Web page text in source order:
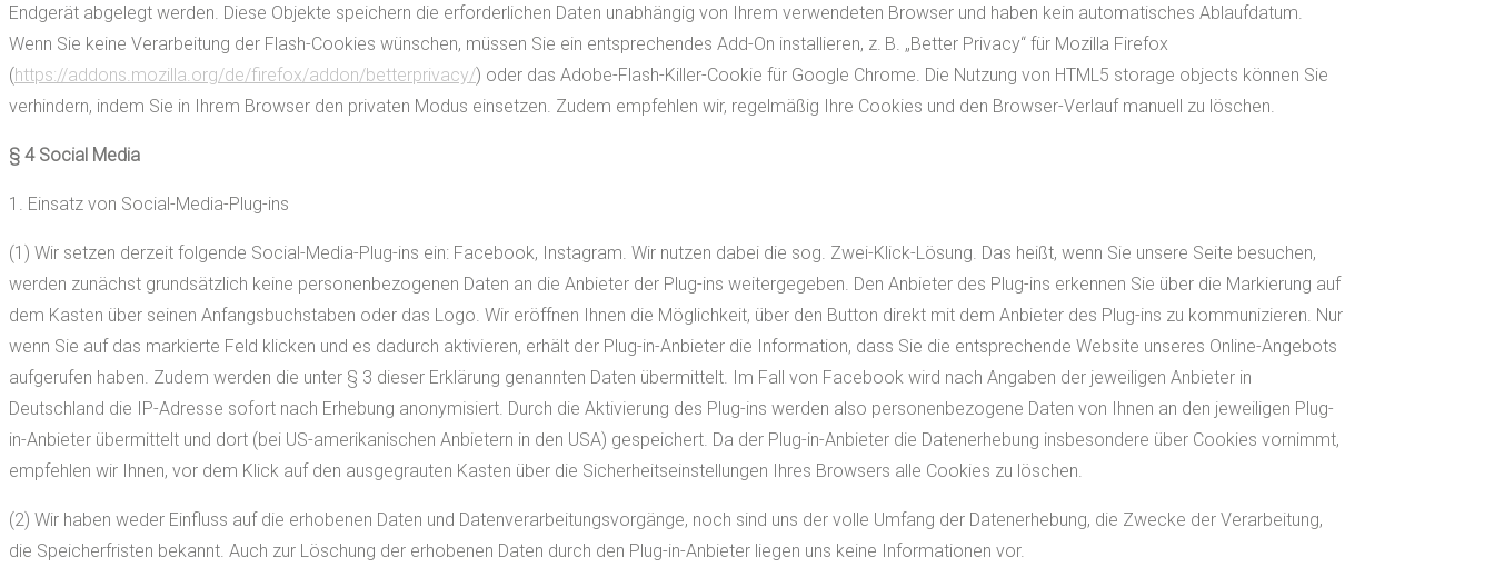
Endgerät abgelegt werden. Diese Objekte speichern die erforderlichen Daten unabhängig von Ihrem verwendeten Browser und haben kein automatisches Ablaufdatum.
Wenn Sie keine Verarbeitung der Flash-Cookies wünschen, müssen Sie ein entsprechendes Add-On installieren, z. B. „Better Privacy“ für Mozilla Firefox
(https://addons.mozilla.org/de/firefox/addon/betterprivacy/) oder das Adobe-Flash-Killer-Cookie für Google Chrome. Die Nutzung von HTML5 storage objects können Sie
verhindern, indem Sie in Ihrem Browser den privaten Modus einsetzen. Zudem empfehlen wir, regelmäßig Ihre Cookies und den Browser-Verlauf manuell zu löschen.
§ 4 Social Media
1. Einsatz von Social-Media-Plug-ins
(1) Wir setzen derzeit folgende Social-Media-Plug-ins ein: Facebook, Instagram. Wir nutzen dabei die sog. Zwei-Klick-Lösung. Das heißt, wenn Sie unsere Seite besuchen,
werden zunächst grundsätzlich keine personenbezogenen Daten an die Anbieter der Plug-ins weitergegeben. Den Anbieter des Plug-ins erkennen Sie über die Markierung auf
dem Kasten über seinen Anfangsbuchstaben oder das Logo. Wir eröffnen Ihnen die Möglichkeit, über den Button direkt mit dem Anbieter des Plug-ins zu kommunizieren. Nur
wenn Sie auf das markierte Feld klicken und es dadurch aktivieren, erhält der Plug-in-Anbieter die Information, dass Sie die entsprechende Website unseres Online-Angebots
aufgerufen haben. Zudem werden die unter § 3 dieser Erklärung genannten Daten übermittelt. Im Fall von Facebook wird nach Angaben der jeweiligen Anbieter in
Deutschland die IP-Adresse sofort nach Erhebung anonymisiert. Durch die Aktivierung des Plug-ins werden also personenbezogene Daten von Ihnen an den jeweiligen Plug-
in-Anbieter übermittelt und dort (bei US-amerikanischen Anbietern in den USA) gespeichert. Da der Plug-in-Anbieter die Datenerhebung insbesondere über Cookies vornimmt,
empfehlen wir Ihnen, vor dem Klick auf den ausgegrauten Kasten über die Sicherheitseinstellungen Ihres Browsers alle Cookies zu löschen.
(2) Wir haben weder Einfluss auf die erhobenen Daten und Datenverarbeitungsvorgänge, noch sind uns der volle Umfang der Datenerhebung, die Zwecke der Verarbeitung,
die Speicherfristen bekannt. Auch zur Löschung der erhobenen Daten durch den Plug-in-Anbieter liegen uns keine Informationen vor.